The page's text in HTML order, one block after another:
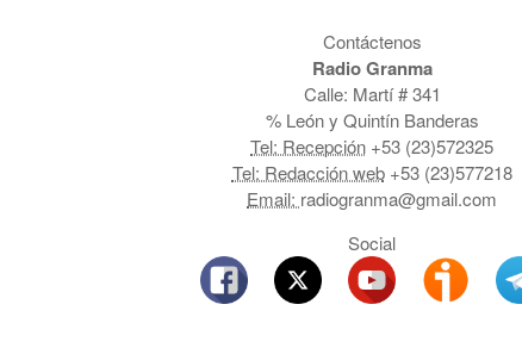
Contáctenos
Radio Granma
Calle: Martí # 341
% León y Quintín Banderas
Tel: Recepción +53 (23)572325
Tel: Redacción web+53 (23)577218
Email: radiogranma@gmail.com
Social